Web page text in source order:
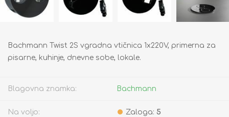
Bachmann Twist 2S vgradna vtičnica 1x220V, primerna za
pisarne, kuhinje, dnevne sobe, lokale.
Blagovna znamka: Bachmann
Na voljo: Zaloga: 5